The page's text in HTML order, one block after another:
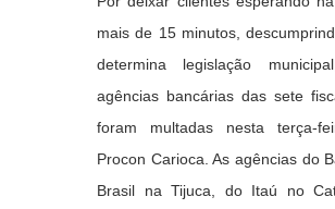
mais de 15 minutos,
determina legislação
agências bancárias das sete
foram multadas nesta terça-
Procon Carioca. As agências do
Brasil na Tijuca, do Itaú no